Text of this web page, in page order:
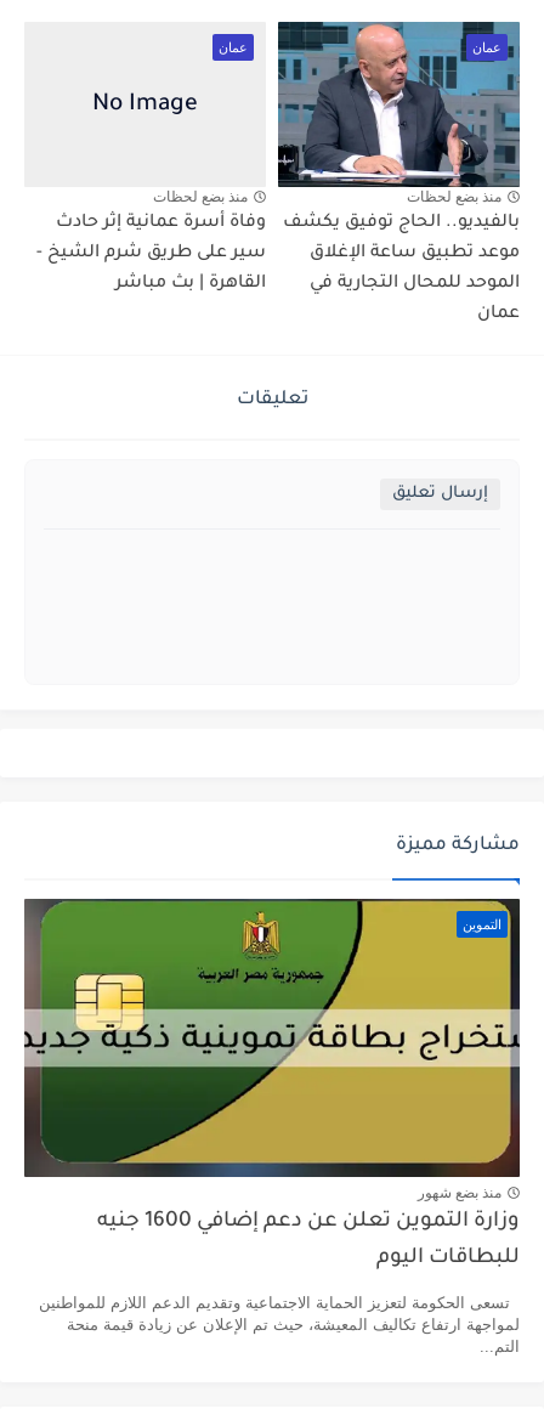
عمان
منذ بضع لحظات
بالفيديو.. الحاج توفيق يكشف
موعد تطبيق ساعة الإغلاق
الموحد للمحال التجارية في
عمان
عمان
منذ بضع لحظات
وفاة أسرة عمانية إثر حادث
سير على طريق شرم الشيخ -
القاهرة | بث مباشر
تعليقات
إرسال تعليق
مشاركة مميزة
التموين
منذ بضع شهور
وزارة التموين تعلن عن دعم إضافي 1600 جنيه
للبطاقات اليوم
تسعى الحكومة لتعزيز الحماية الاجتماعية وتقديم الدعم اللازم للمواطنين
لمواجهة ارتفاع تكاليف المعيشة، حيث تم الإعلان عن زيادة قيمة منحة
التم...